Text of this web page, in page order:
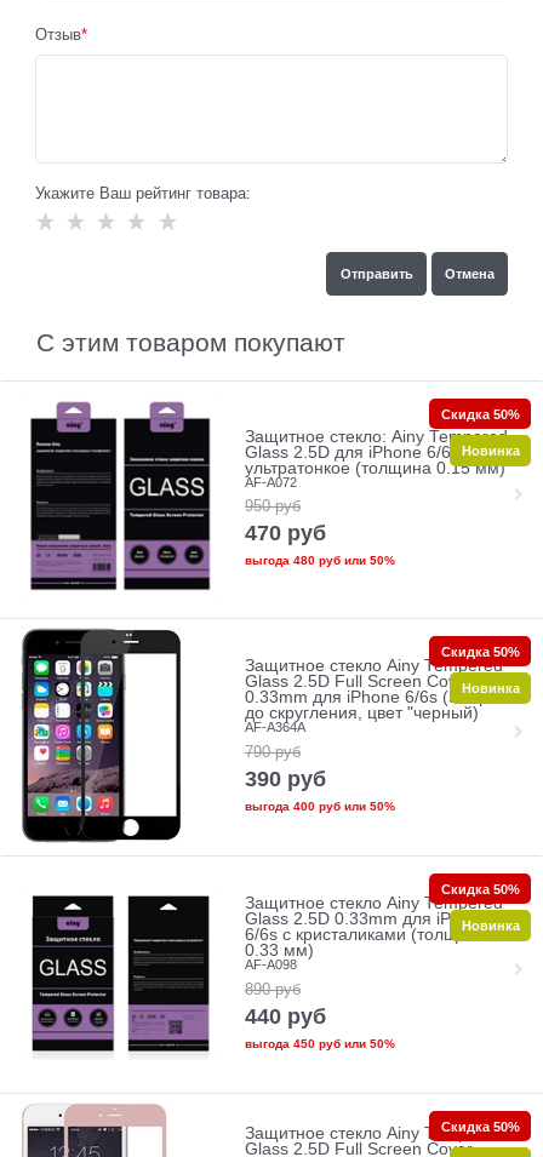
Отзыв
Укажите Ваш рейтинг товара:
С этим товаром покупают
Защитное стекло: Ainy Tempered
Glass 2.5D для iPhone 6/6s
ультратонкое (толщина 0.15 мм)
AF-A072
950 руб
470 руб
выгода 480 рубили 50%
Скидка 50%
Новинка
Защитное стекло Ainy Tempered
Glass 2.5D Full Screen Cover
0.33mm для iPhone 6/6s (Защита
до скругления, цвет "черный)
AF-A364A
790 руб
390 руб
выгода 400 рубили 50%
Скидка 50%
Новинка
Защитное стекло Ainy Tempered
Glass 2.5D 0.33mm для iPhone
6/6s с кристаликами (толщина
0.33 мм)
AF-A098
890 руб
440 руб
выгода 450 рубили 50%
Скидка 50%
Новинка
Защитное стекло Ainy Tempered
Glass 2.5D Full Screen Cover
Скидка 50%